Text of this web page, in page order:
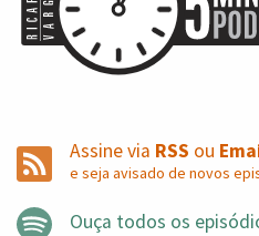
Assine via RSS ou
e seja avisado de novos
Ouça todos os